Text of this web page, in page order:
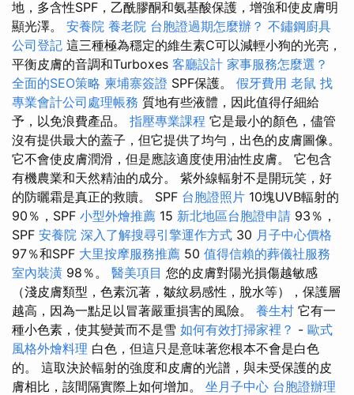
地，多含性SPF，乙酰膠酮和氨基酸保護，增強和使皮膚明
顯光澤。 安養院 養老院 台胞證過期怎麼辦？ 不鏽鋼廚具
公司登記 這三種極為穩定的維生素C可以減輕小狗的光亮，
平衡皮膚的音調和Turboxes 客廳設計 家事服務怎麼選？
全面的SEO策略 柬埔寨簽證 SPF保護。 假牙費用 老鼠 找
專業會計公司處理帳務 質地有些液體，因此值得仔細給
予，以免浪費產品。 指壓專業課程 它是最小的顏色，儘管
沒有提供最大的蓋子，但它提供了均勻，出色的皮膚圖像。
它不會使皮膚潤滑，但是應該適度使用油性皮膚。 它包含
有機農業和天然精油的成分。 紫外線輻射不是開玩笑，好
的防曬霜是真正的救贖。 SPF 台胞證照片 10塊UVB輻射的
90％，SPF 小型外燴推薦 15 新北地區台胞證申請 93％，
SPF 安養院 深入了解搜尋引擎運作方式 30 月子中心價格
97％和SPF 大里按摩服務推薦 50 值得信賴的葬儀社服務
室內裝潢 98％。 醫美項目 您的皮膚對陽光損傷越敏感
（淺皮膚類型，色素沉著，皺紋易感性，脫水等），保護層
越高，因為一點足以冒著嚴重損害的風險。 養生村 它有一
種小色素，使其變黃而不是雪 如何有效打掃家裡？ - 歐式
風格外燴料理 白色，但這只是意味著您根本不會是白色
的。 這取決於輻射的強度和皮膚的光譜，與未受保護的皮
膚相比，該間隔實際上如何增加。 坐月子中心 台胞證辦理